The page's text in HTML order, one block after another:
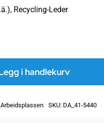
Recycling-Leder
omslag
i
i handlekurv
Arbeidsplassen SKU: DA_41-5440